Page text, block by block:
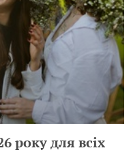
року для всіх